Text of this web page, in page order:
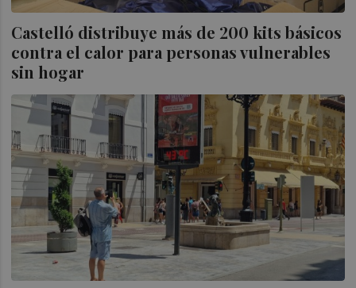
Castelló distribuye más de 200 kits básicos
contra el calor para personas vulnerables
sin hogar